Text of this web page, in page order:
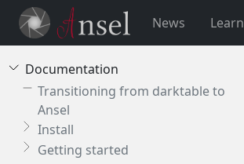
News Learn
Documentation
Transitioning from darktable to
Ansel
Install
Getting started